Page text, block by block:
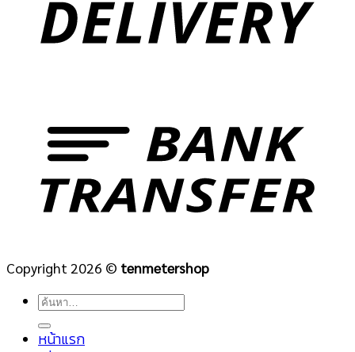
Copyright 2026 © tenmetershop
ค้นหา:
หน้าแรก